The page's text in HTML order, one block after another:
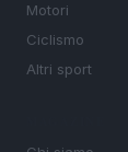
Motori
Ciclismo
Altri sport